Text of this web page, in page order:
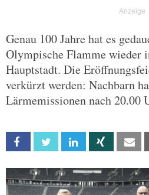
Genau 100 Jahre hat es
Olympische Flamme wieder
Hauptstadt. Die
verkürzt werden: Nachbarn
Lärmemissionen nach 20.00
Facebook Twitter Linkedin Xing